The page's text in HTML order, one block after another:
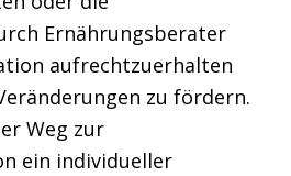
Ernährungsberater
aufrechtzuerhalten
zu fördern.
Weg zur
ein individueller